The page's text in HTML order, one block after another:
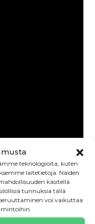
teknologioita, kuten
laitetietoja. Näiden
käsitellä
tunnuksia tällä
voi vaikuttaa